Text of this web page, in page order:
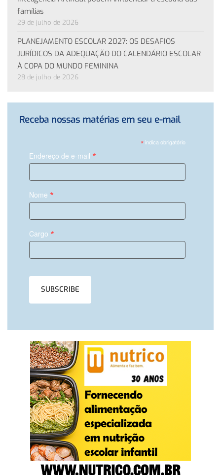
famílias
29 de julho de 2026
PLANEJAMENTO ESCOLAR 2027: OS DESAFIOS
JURÍDICOS DA ADEQUAÇÃO DO CALENDÁRIO ESCOLAR
À COPA DO MUNDO FEMININA
28 de julho de 2026
Receba nossas matérias em seu e-mail
*indica obrigatório
Endereço de e-mail *
Nome *
Cargo *